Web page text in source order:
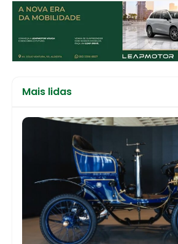
Mais lidas